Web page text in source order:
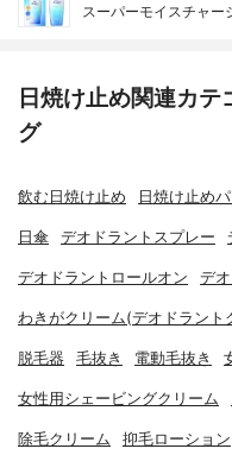
スーパーモイスチャー
日焼け止め関連カ
グ
飲む日焼け止め 日焼け止め
日傘 デオドラントスプレー
デオドラントロールオン デ
わきがクリーム(デオドラント
脱毛器 毛抜き 電動毛抜き
女性用シェービングクリーム
除毛クリーム 抑毛ローション